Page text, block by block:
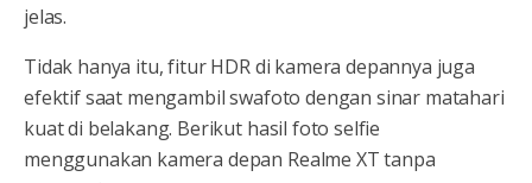
jelas.
Tidak hanya itu, fitur HDR di kamera depannya juga
efektif saat mengambil swafoto dengan sinar matahari
kuat di belakang. Berikut hasil foto selfie
menggunakan kamera depan Realme XT tanpa